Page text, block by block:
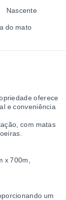
Nascente
do mato
oferece
e conveniência
com matas
x 700m,
um